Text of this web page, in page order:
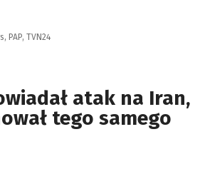
atak na Iran,
tego samego
PAP, TVN24